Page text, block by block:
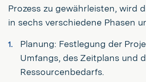
Prozess zu gewährleisten, wird
in sechs verschiedene Phasen
Planung: Festlegung der
Umfangs, des Zeitplans und
Ressourcenbedarfs.